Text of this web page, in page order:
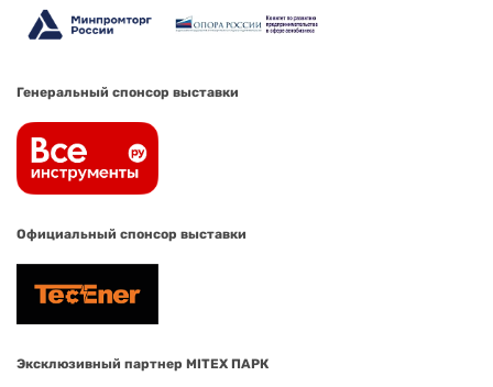
Генеральный спонсор выставки
Официальный спонсор выставки
Эксклюзивный партнер MITEX ПАРК